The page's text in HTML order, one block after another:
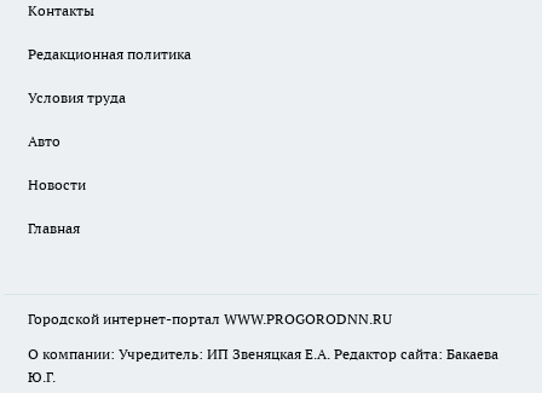
Контакты
Редакционная политика
Условия труда
Авто
Новости
Главная
Городской интернет-портал WWW.PROGORODNN.RU
О компании: Учредитель: ИП Звеняцкая Е.А. Редактор сайта: Бакаева
Ю.Г.